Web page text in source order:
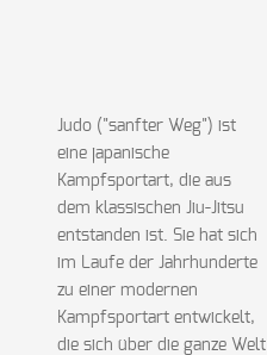
Judo ("sanfter Weg") ist
eine japanische
Kampfsportart, die aus
dem klassischen Jiu-Jitsu
entstanden ist. Sie hat sich
im Laufe der Jahrhunderte
zu einer modernen
Kampfsportart entwickelt,
die sich über die ganze Welt